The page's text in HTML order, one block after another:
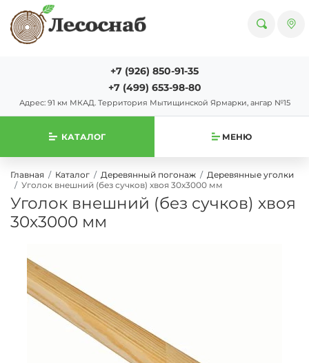
+7 (926) 850-91-35
+7 (499) 653-98-80
Адрес: 91 км МКАД. Территория Мытищинской Ярмарки, ангар №15
КАТАЛОГ МЕНЮ
Главная Каталог Деревянный погонаж
Деревянные уголки
Уголок внешний (без сучков) хвоя 30х3000 мм
Уголок внешний (без сучков) хвоя
30х3000 мм